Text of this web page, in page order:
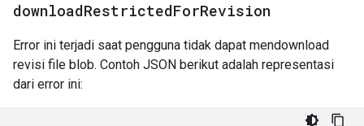
downloadRestrictedForRevision
Error ini terjadi saat pengguna tidak dapat mendownload
revisi file blob. Contoh JSON berikut adalah representasi
dari error ini: